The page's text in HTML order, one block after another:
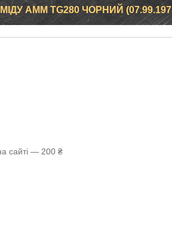
AMM TG280 ЧОРНИЙ
сайті — 200 ₴